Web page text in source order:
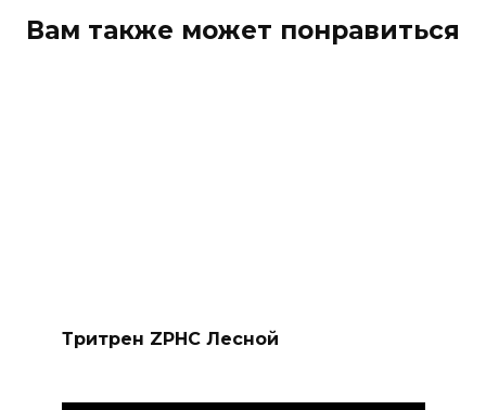
Вам также может понравиться
Тритрен ZPHC Лесной